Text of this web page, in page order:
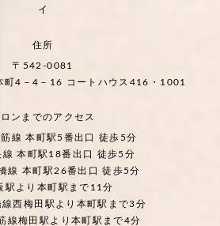
ィ
住所
〒542-0081
町4－4－16 コートハウス416・1001
ンまでのアクセス
線 本町駅5番出口 徒歩5分
線 本町駅18番出口 徒歩5分
線 本町駅26番出口 徒歩5分
駅より本町駅まで11分
西梅田駅より本町駅まで3分
線梅田駅より本町駅まで4分